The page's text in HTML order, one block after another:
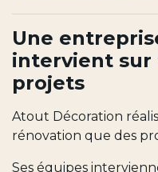
Une
intervient sur
projets
Atout Décoration
rénovation que des
Ses équipes